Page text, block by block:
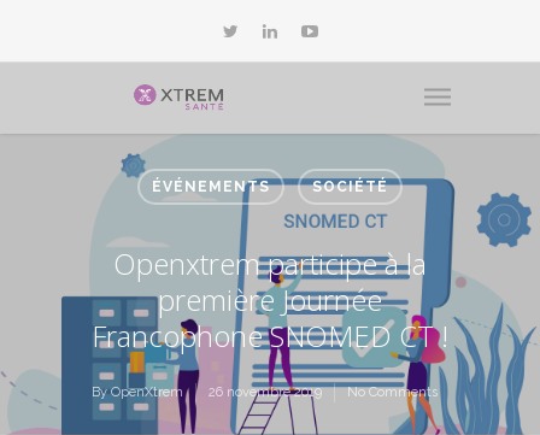
ÉVÉNEMENTS SOCIÉTÉ
Openxtrem participe à la
première Journée
Francophone SNOMED CT !
ByOpenXtrem 26 novembre 2019 No Comments